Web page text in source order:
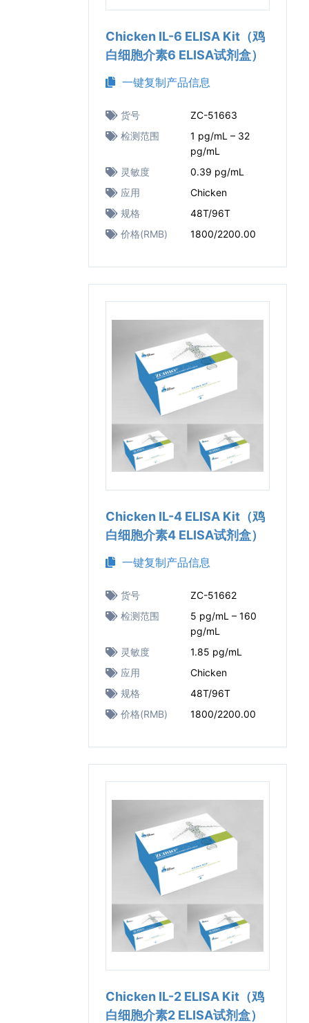
Chicken IL-6 ELISA Kit（鸡
白细胞介素6 ELISA试剂盒）
一键复制产品信息
货号
ZC-51663
检测范围
1 pg/mL – 32
pg/mL
灵敏度
0.39 pg/mL
应用
Chicken
规格
48T/96T
价格(RMB)
1800/2200.00
Chicken IL-4 ELISA Kit（鸡
白细胞介素4 ELISA试剂盒）
一键复制产品信息
货号
ZC-51662
检测范围
5 pg/mL – 160
pg/mL
灵敏度
1.85 pg/mL
应用
Chicken
规格
48T/96T
价格(RMB)
1800/2200.00
Chicken IL-2 ELISA Kit（鸡
白细胞介素2 ELISA试剂盒）